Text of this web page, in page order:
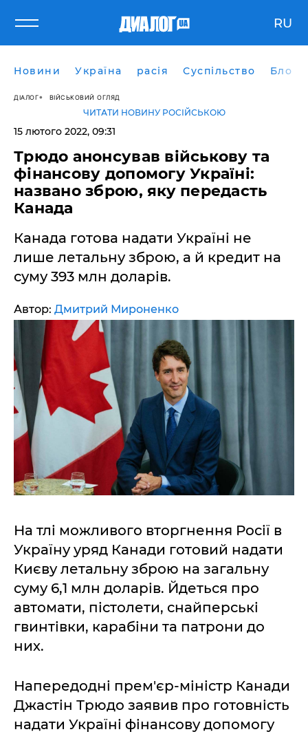
RU
Новини Україна расія Суспільство Блоги
ДІАЛОГ ВІЙСЬКОВИЙ ОГЛЯД
ЧИТАТИ НОВИНУ РОСІЙСЬКОЮ
15 лютого 2022, 09:31
Трюдо анонсував військову та
фінансову допомогу Україні:
названо зброю, яку передасть
Канада
Канада готова надати Україні не
лише летальну зброю, а й кредит на
суму 393 млн доларів.
Автор: Дмитрий Мироненко
На тлі можливого вторгнення Росії в
Україну уряд Канади готовий надати
Києву летальну зброю на загальну
суму 6,1 млн доларів. Йдеться про
автомати, пістолети, снайперські
гвинтівки, карабіни та патрони до
них.
Напередодні прем'єр-міністр Канади
Джастін Трюдо заявив про готовність
надати Україні фінансову допомогу